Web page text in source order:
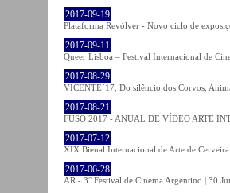
2017-09-19
Plataforma Revólver - Novo ciclo de
2017-09-11
Queer Lisboa – Festival Internacional de
2017-08-29
VICENTE´17, Do silêncio dos Corvos,
2017-08-21
FUSO 2017 - ANUAL DE VÍDEO ARTE
2017-07-12
XIX Bienal Internacional de Arte de
2017-06-28
AR - 3° Festival de Cinema Argentino | 30